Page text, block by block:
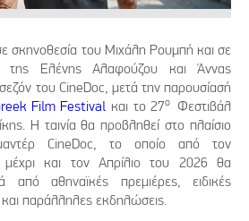
σκηνοθεσία του Μιχάλη Ρουμπή και σε
της Ελένης Αλαφούζου και Άννας
του CineDoc, μετά την παρουσίασή
Film Festival και το 27ο
Φεστιβάλ
Η ταινία θα προβληθεί στο πλαίσιο
CineDoc, το οποίο από τον
και τον Απρίλιο του 2026 θα
από αθηναϊκές πρεμιέρες, ειδικές
παράλληλες εκδηλώσεις.